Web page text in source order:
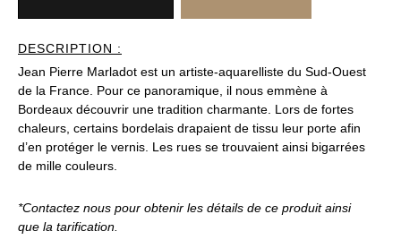
DESCRIPTION :
Jean Pierre Marladot est un artiste-aquarelliste du Sud-Ouest
de la France. Pour ce panoramique, il nous emmène à
Bordeaux découvrir une tradition charmante. Lors de fortes
chaleurs, certains bordelais drapaient de tissu leur porte afin
d’en protéger le vernis. Les rues se trouvaient ainsi bigarrées
de mille couleurs.
*Contactez nous pour obtenir les détails de ce produit ainsi
que la tarification.